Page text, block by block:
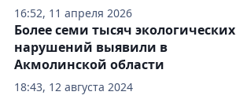
16:52, 11 апреля 2026
18:43, 12 августа 2024
Более семи тысяч экологических
нарушений выявили в
Акмолинской области